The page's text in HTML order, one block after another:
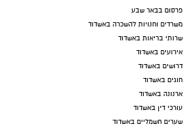
פרסום בבאר שבע
משרדים וחנויות להשכרה באשדוד
שרותי בריאות באשדוד
אירועים באשדוד
דרושים באשדוד
חוגים באשדוד
ארנונה באשדוד
עורכי דין באשדוד
שערים חשמליים באשדוד